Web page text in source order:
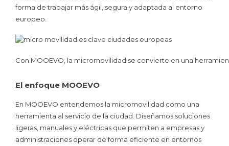
forma de trabajar más ágil, segura y adaptada al entorno
europeo.
Con MOOEVO, la micromovilidad se convierte en una
El enfoque MOOEVO
En MOOEVO entendemos la micromovilidad como una
herramienta al servicio de la ciudad. Diseñamos soluciones
ligeras, manuales y eléctricas que permiten a empresas y
administraciones operar de forma eficiente en entornos